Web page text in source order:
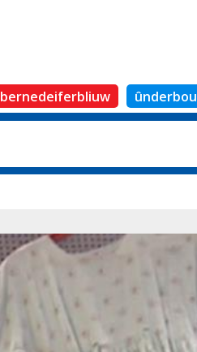
bernedeiferbliuw ûnderbou